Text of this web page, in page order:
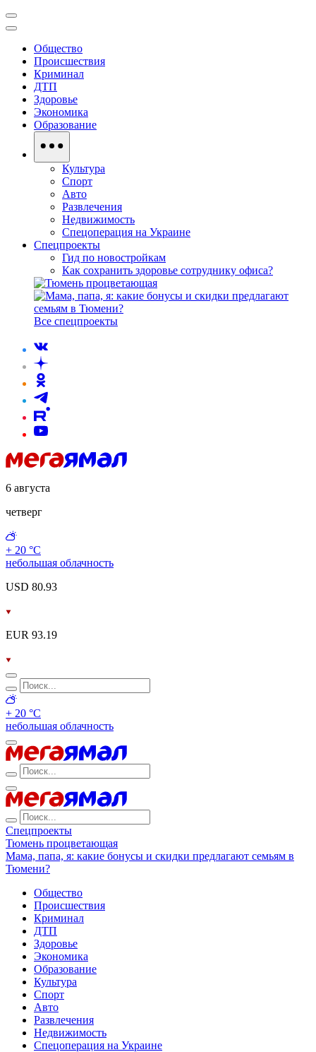
Общество
Происшествия
Криминал
ДТП
Здоровье
Экономика
Образование
Культура
Спорт
Авто
Развлечения
Недвижимость
Спецоперация на Украине
Спецпроекты
Гид по новостройкам
Как сохранить здоровье сотруднику офиса?
Все спецпроекты
6 августа
четверг
+ 20 °С
небольшая облачность
USD 80.93
EUR 93.19
+ 20 °С
небольшая облачность
Спецпроекты
Тюмень процветающая
Мама, папа, я: какие бонусы и скидки предлагают семьям в
Тюмени?
Общество
Происшествия
Криминал
ДТП
Здоровье
Экономика
Образование
Культура
Спорт
Авто
Развлечения
Недвижимость
Спецоперация на Украине